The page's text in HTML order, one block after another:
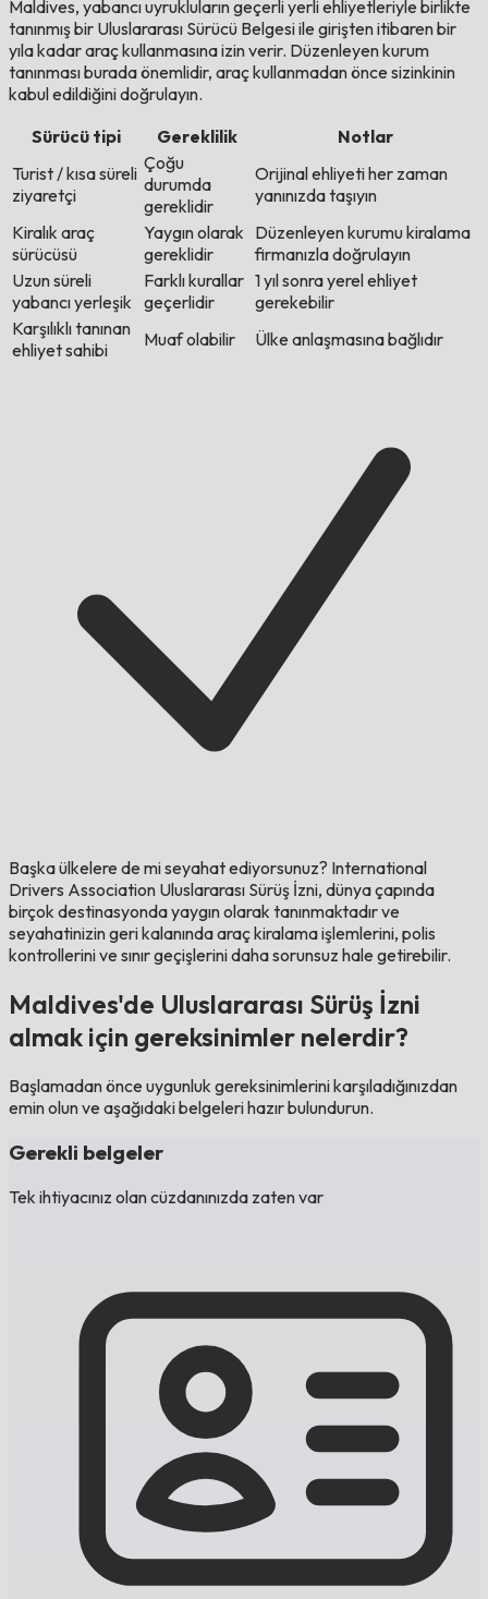
Maldives, yabancı uyrukluların geçerli yerli ehliyetleriyle birlikte
tanınmış bir Uluslararası Sürücü Belgesi ile girişten itibaren bir
yıla kadar araç kullanmasına izin verir. Düzenleyen kurum
tanınması burada önemlidir, araç kullanmadan önce sizinkinin
kabul edildiğini doğrulayın.
Sürücü tipi
Gereklilik
Notlar
Turist / kısa süreli
ziyaretçi
Çoğu
durumda
gereklidir
Orijinal ehliyeti her zaman
yanınızda taşıyın
Kiralık araç
sürücüsü
Yaygın olarak
gereklidir
Düzenleyen kurumu kiralama
firmanızla doğrulayın
Uzun süreli
yabancı yerleşik
Farklı kurallar
geçerlidir
1 yıl sonra yerel ehliyet
gerekebilir
Karşılıklı tanınan
ehliyet sahibi
Muaf olabilir Ülke anlaşmasına bağlıdır
Başka ülkelere de mi seyahat ediyorsunuz? International
Drivers Association Uluslararası Sürüş İzni, dünya çapında
birçok destinasyonda yaygın olarak tanınmaktadır ve
seyahatinizin geri kalanında araç kiralama işlemlerini, polis
kontrollerini ve sınır geçişlerini daha sorunsuz hale getirebilir.
Maldives'de Uluslararası Sürüş İzni
almak için gereksinimler nelerdir?
Başlamadan önce uygunluk gereksinimlerini karşıladığınızdan
emin olun ve aşağıdaki belgeleri hazır bulundurun.
Gerekli belgeler
Tek ihtiyacınız olan cüzdanınızda zaten var